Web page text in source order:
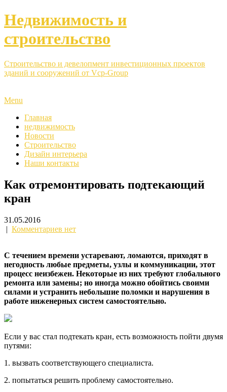
Недвижимость и
строительство
Строительство и девелопмент инвестиционных проектов
зданий и сооружений от Vcp-Group
Menu
Главная
недвижимость
Новости
Строительство
Дизайн интерьера
Наши контакты
Как отремонтировать подтекающий
кран
31.05.2016
| Комментариев нет
С течением времени устаревают, ломаются, приходят в
негодность любые предметы, узлы и коммуникации, этот
процесс неизбежен. Некоторые из них требуют глобального
ремонта или замены; но иногда можно обойтись своими
силами и устранить небольшие поломки и нарушения в
работе инженерных систем самостоятельно.
Если у вас стал подтекать кран, есть возможность пойти двумя
путями:
1. вызвать соответствующего специалиста.
2. попытаться решить проблему самостоятельно.